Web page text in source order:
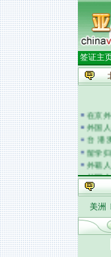
签证主
在京
外国
台 港
留学
外籍
外国
签证
外商
外国(
北京
美洲